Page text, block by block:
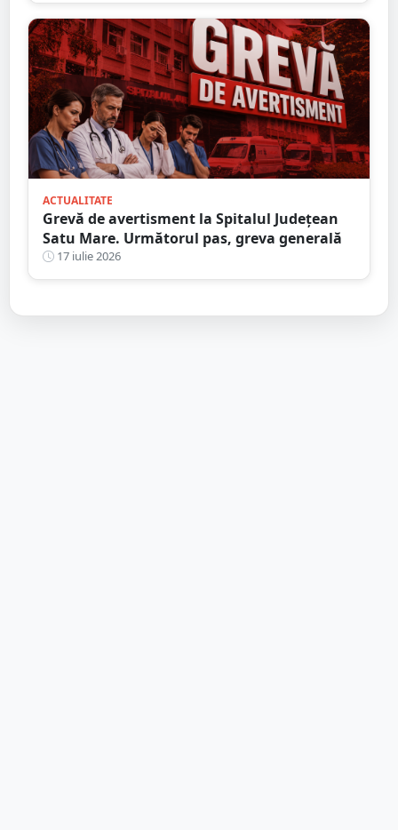
ACTUALITATE
Grevă de avertisment la Spitalul Județean
Satu Mare. Următorul pas, greva generală
17 iulie 2026